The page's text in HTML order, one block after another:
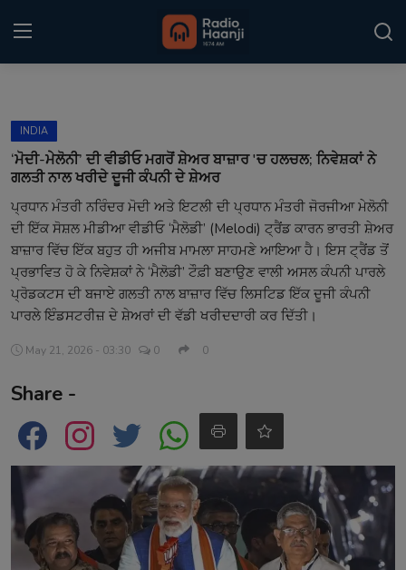
Home
Punjabi Podcast
Kitaab Kahani
Gallery
Sponsors
Matrimonial
Event
Contact
INDIA
‘ਮੋਦੀ-ਮੇਲੋਨੀ’ ਦੀ ਵੀਡੀਓ ਮਗਰੋਂ ਸ਼ੇਅਰ ਬਾਜ਼ਾਰ 'ਚ ਹਲਚਲ; ਨਿਵੇਸ਼ਕਾਂ ਨੇ
ਗਲਤੀ ਨਾਲ ਖਰੀਦੇ ਦੂਜੀ ਕੰਪਨੀ ਦੇ ਸ਼ੇਅਰ
ਪ੍ਰਧਾਨ ਮੰਤਰੀ ਨਰਿੰਦਰ ਮੋਦੀ ਅਤੇ ਇਟਲੀ ਦੀ ਪ੍ਰਧਾਨ ਮੰਤਰੀ ਜੋਰਜੀਆ ਮੇਲੋਨੀ
ਦੀ ਇੱਕ ਸੋਸ਼ਲ ਮੀਡੀਆ ਵੀਡੀਓ ‘ਮੈਲੋਡੀ’ (Melodi) ਟ੍ਰੈਂਡ ਕਾਰਨ ਭਾਰਤੀ ਸ਼ੇਅਰ
ਬਾਜ਼ਾਰ ਵਿੱਚ ਇੱਕ ਬਹੁਤ ਹੀ ਅਜੀਬ ਮਾਮਲਾ ਸਾਹਮਣੇ ਆਇਆ ਹੈ। ਇਸ ਟ੍ਰੈਂਡ ਤੋਂ
ਪ੍ਰਭਾਵਿਤ ਹੋ ਕੇ ਨਿਵੇਸ਼ਕਾਂ ਨੇ ‘ਮੈਲੋਡੀ’ ਟੌਫ਼ੀ ਬਣਾਉਣ ਵਾਲੀ ਅਸਲ ਕੰਪਨੀ ਪਾਰਲੇ
ਪ੍ਰੋਡਕਟਸ ਦੀ ਬਜਾਏ ਗਲਤੀ ਨਾਲ ਬਾਜ਼ਾਰ ਵਿੱਚ ਲਿਸਟਿਡ ਇੱਕ ਦੂਜੀ ਕੰਪਨੀ
ਪਾਰਲੇ ਇੰਡਸਟਰੀਜ਼ ਦੇ ਸ਼ੇਅਰਾਂ ਦੀ ਵੱਡੀ ਖਰੀਦਦਾਰੀ ਕਰ ਦਿੱਤੀ।
May 21, 2026 - 03:30 0 0
Share -